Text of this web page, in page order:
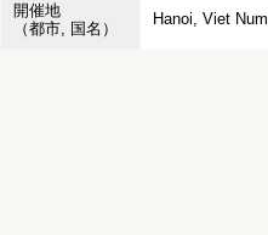
開催地
（都市, 国名）
Hanoi, Viet Num